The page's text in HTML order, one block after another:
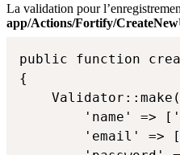
La validation pour
app/Actions/Fortify/
public function
{
'name' =>
'email' =>